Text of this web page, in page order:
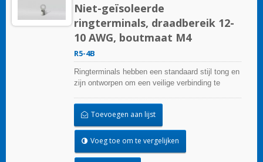
Niet-geïsoleerde
ringterminals, draadbereik 12-
10 AWG, boutmaat M4
R5-4B
Ringterminals hebben een standaard stijl tong en
zijn ontworpen om een veilige verbinding te
Toevoegen aan lijst
Voeg toe om te vergelijken